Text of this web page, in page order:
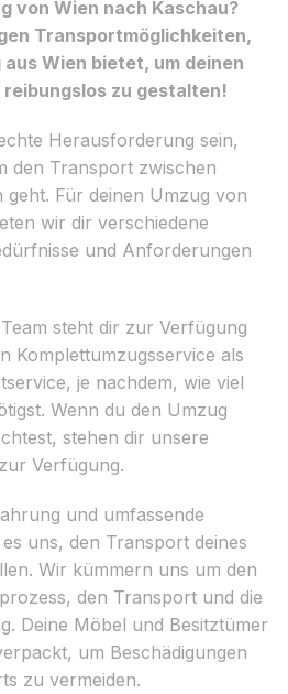
von Wien nach Kaschau?
Transportmöglichkeiten,
aus Wien bietet, um deinen
zu gestalten!
Herausforderung sein,
den Transport zwischen
geht. Für deinen Umzug von
wir dir verschiedene
und Anforderungen
steht dir zur Verfügung
Komplettumzugsservice als
je nachdem, wie viel
Wenn du den Umzug
stehen dir unsere
Verfügung.
und umfassende
uns, den Transport deines
Wir kümmern uns um den
den Transport und die
Deine Möbel und Besitztümer
um Beschädigungen
zu vermeiden.